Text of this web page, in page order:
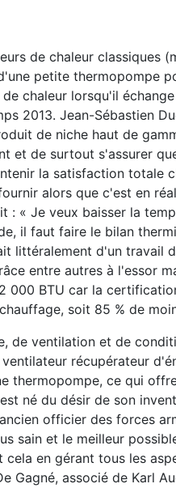
de chaleur classiques
petite thermopompe
chaleur lorsqu'il
2013. Jean-Sébastien
de niche haut de
et de surtout s'assurer
la satisfaction totale
alors que c'est en
« Je veux baisser la
il faut faire le bilan
littéralement d'un travail
entre autres à l'essor
000 BTU car la
soit 85 % de
de ventilation et de
récupérateur
thermopompe, ce qui
né du désir de son
officier des forces
sain et le meilleur
en gérant tous les
Gagné, associé de Karl